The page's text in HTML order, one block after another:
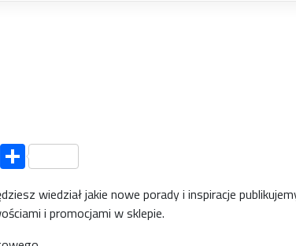
WhatsApp
Share
wiedział jakie nowe porady i inspiracje
i promocjami w sklepie.